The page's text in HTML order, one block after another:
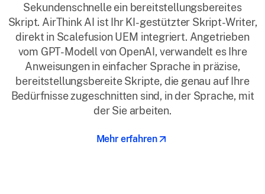
Sekundenschnelle ein bereitstellungsbereites
Skript. AirThink AI ist Ihr KI-gestützter Skript-Writer,
direkt in Scalefusion UEM integriert. Angetrieben
vom GPT-Modell von OpenAI, verwandelt es Ihre
Anweisungen in einfacher Sprache in präzise,
bereitstellungsbereite Skripte, die genau auf Ihre
Bedürfnisse zugeschnitten sind, in der Sprache, mit
der Sie arbeiten.
Mehr erfahren